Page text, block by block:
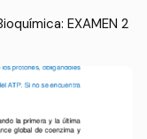
EXAMEN 2